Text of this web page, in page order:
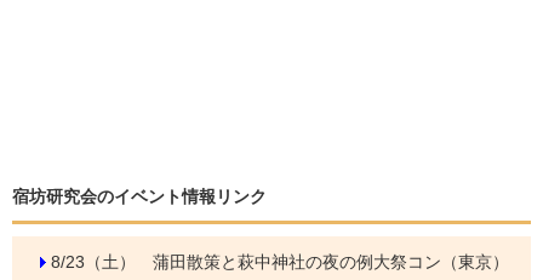
宿坊研究会のイベント情報リンク
8/23（土） 蒲田散策と萩中神社の夜の例大祭コン（東京）